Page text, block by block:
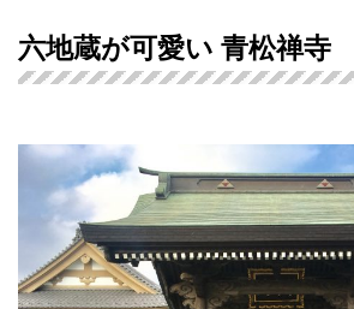
六地蔵が可愛い 青松禅寺